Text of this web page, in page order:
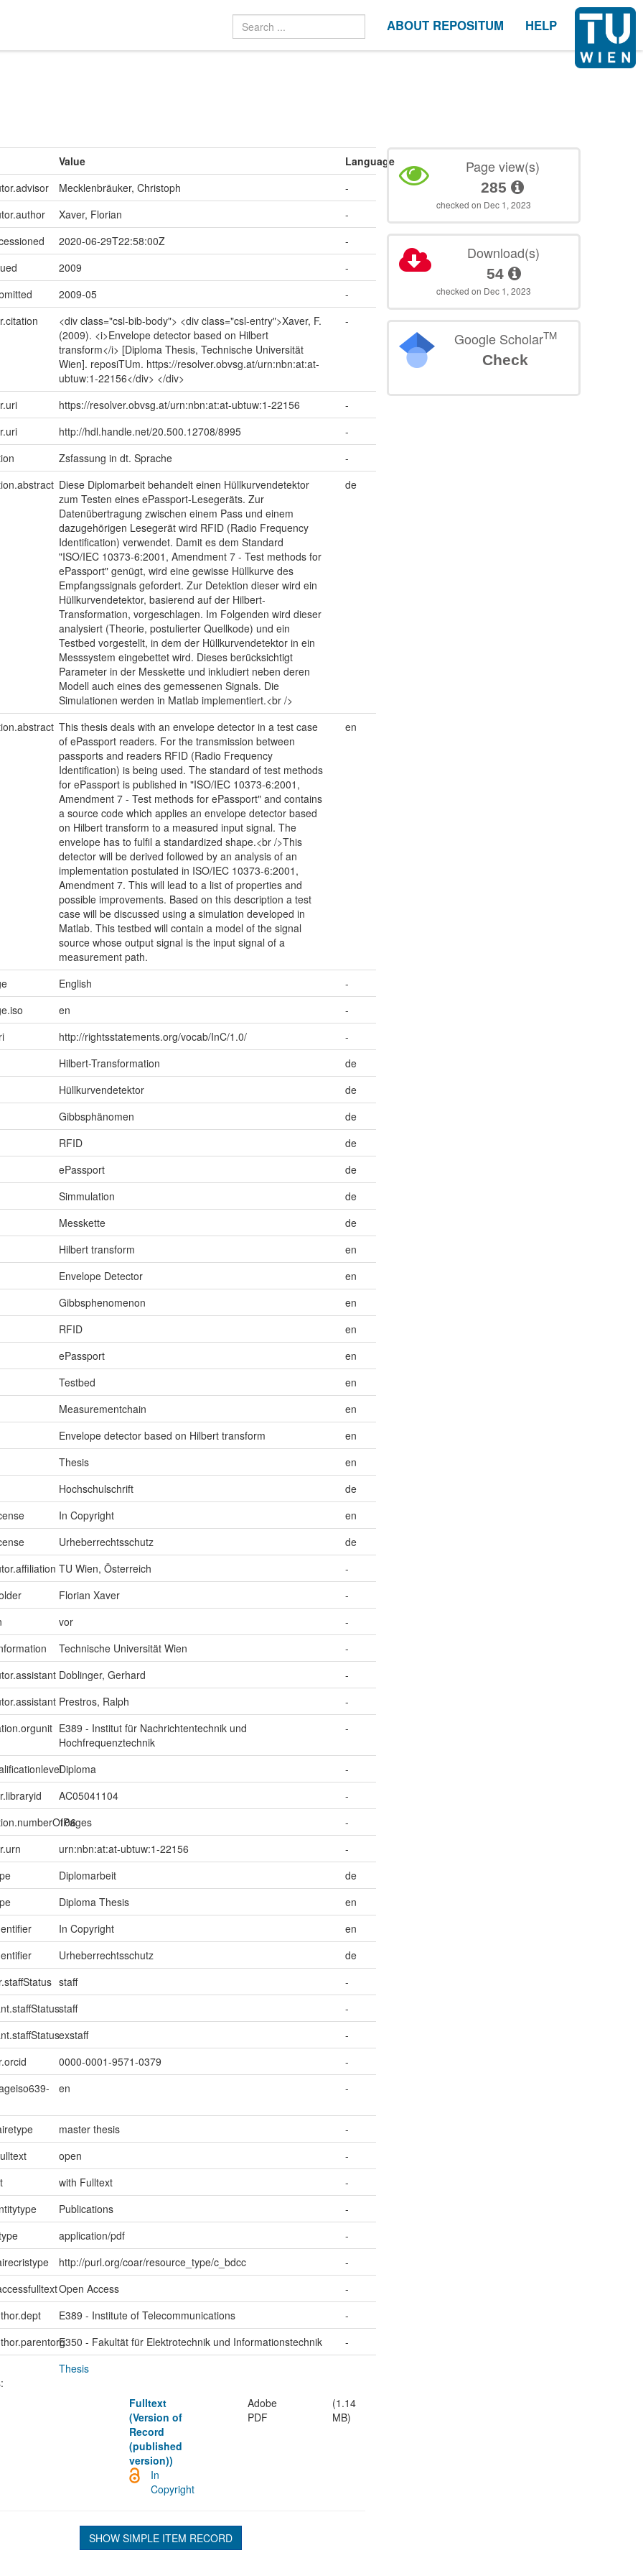
ABOUT REPOSITUM HELP
Value
Language
Mecklenbräuker, Christoph
-
Xaver, Florian
-
2020-06-29T22:58:00Z
-
2009
-
2009-05
-
<div class="csl-bib-body"> <div class="csl-entry">Xaver, F.
(2009). <i>Envelope detector based on Hilbert
transform</i> [Diploma Thesis, Technische Universität
Wien]. reposiTUm. https://resolver.obvsg.at/urn:nbn:at:at-
ubtuw:1-22156</div> </div>
-
https://resolver.obvsg.at/urn:nbn:at:at-ubtuw:1-22156
-
http://hdl.handle.net/20.500.12708/8995
-
Zsfassung in dt. Sprache
-
Diese Diplomarbeit behandelt einen Hüllkurvendetektor
zum Testen eines ePassport-Lesegeräts. Zur
Datenübertragung zwischen einem Pass und einem
dazugehörigen Lesegerät wird RFID (Radio Frequency
Identification) verwendet. Damit es dem Standard
"ISO/IEC 10373-6:2001, Amendment 7 - Test methods for
ePassport" genügt, wird eine gewisse Hüllkurve des
Empfangssignals gefordert. Zur Detektion dieser wird ein
Hüllkurvendetektor, basierend auf der Hilbert-
Transformation, vorgeschlagen. Im Folgenden wird dieser
analysiert (Theorie, postulierter Quellkode) und ein
Testbed vorgestellt, in dem der Hüllkurvendetektor in ein
Messsystem eingebettet wird. Dieses berücksichtigt
Parameter in der Messkette und inkludiert neben deren
Modell auch eines des gemessenen Signals. Die
Simulationen werden in Matlab implementiert.<br />
de
This thesis deals with an envelope detector in a test case
of ePassport readers. For the transmission between
passports and readers RFID (Radio Frequency
Identification) is being used. The standard of test methods
for ePassport is published in "ISO/IEC 10373-6:2001,
Amendment 7 - Test methods for ePassport" and contains
a source code which applies an envelope detector based
on Hilbert transform to a measured input signal. The
envelope has to fulfil a standardized shape.<br />This
detector will be derived followed by an analysis of an
implementation postulated in ISO/IEC 10373-6:2001,
Amendment 7. This will lead to a list of properties and
possible improvements. Based on this description a test
case will be discussed using a simulation developed in
Matlab. This testbed will contain a model of the signal
source whose output signal is the input signal of a
measurement path.
en
English
-
en
-
http://rightsstatements.org/vocab/InC/1.0/
-
Hilbert-Transformation
de
Hüllkurvendetektor
de
Gibbsphänomen
de
RFID
de
ePassport
de
Simmulation
de
Messkette
de
Hilbert transform
en
Envelope Detector
en
Gibbsphenomenon
en
RFID
en
ePassport
en
Testbed
en
Measurementchain
en
Envelope detector based on Hilbert transform
en
Thesis
en
Hochschulschrift
de
In Copyright
en
Urheberrechtsschutz
de
TU Wien, Österreich
-
Florian Xaver
-
vor
-
Technische Universität Wien
-
Doblinger, Gerhard
-
Prestros, Ralph
-
E389 - Institut für Nachrichtentechnik und
Hochfrequenztechnik
-
Diploma
-
AC05041104
-
106
-
urn:nbn:at:at-ubtuw:1-22156
-
Diplomarbeit
de
Diploma Thesis
en
In Copyright
en
Urheberrechtsschutz
de
staff
-
staff
-
exstaff
-
0000-0001-9571-0379
-
en -
master thesis
-
open
-
with Fulltext
-
Publications
-
application/pdf
-
http://purl.org/coar/resource_type/c_bdcc
-
Open Access
-
E389 - Institute of Telecommunications
-
E350 - Fakultät für Elektrotechnik und Informationstechnik
-
Thesis
Fulltext
(Version of
Record
(published
version))
Adobe
PDF
(1.14
MB)
In
Copyright
SHOW SIMPLE ITEM RECORD
Page view(s)
285
checked on Dec 1, 2023
Download(s)
54
checked on Dec 1, 2023
Google ScholarTM
Check